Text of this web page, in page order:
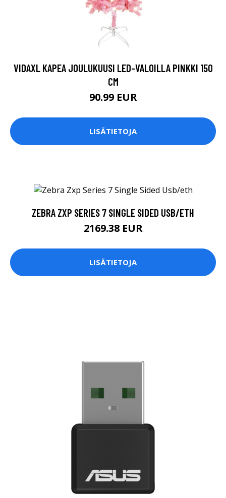
VIDAXL KAPEA JOULUKUUSI LED-VALOILLA PINKKI 150
CM
90.99 EUR
LISÄTIETOJA
ZEBRA ZXP SERIES 7 SINGLE SIDED USB/ETH
2169.38 EUR
LISÄTIETOJA